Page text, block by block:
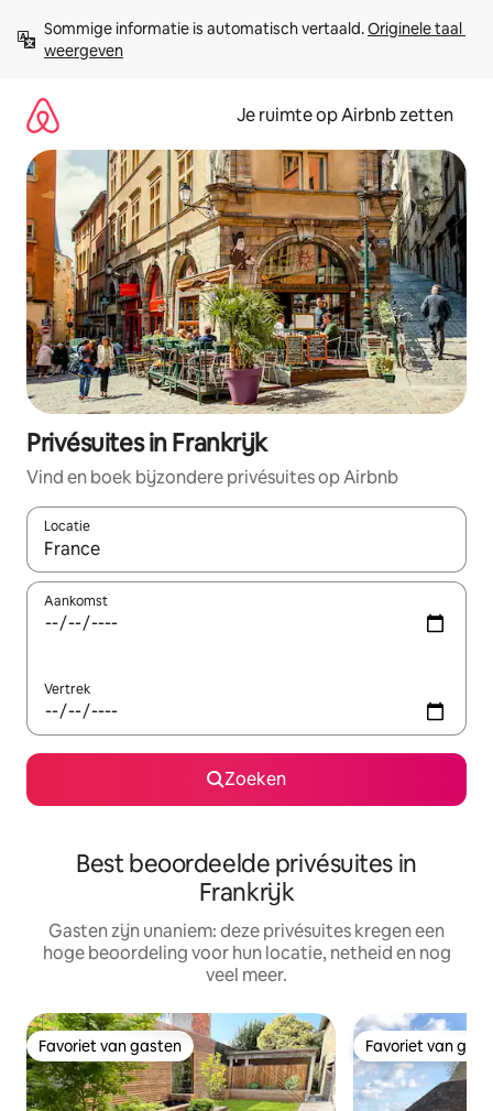
direct
naar
Sommige informatie is automatisch vertaald. Originele taal
weergeven
Je ruimte op Airbnb zetten
Privésuites in Frankrijk
Vind en boek bijzondere privésuites op Airbnb
Locatie
Wanneer er suggesties beschikbaar zijn, maak je een keuze
Aankomst
Vertrek
Zoeken
Best beoordeelde privésuites in
Frankrijk
Gasten zijn unaniem: deze privésuites kregen een
hoge beoordeling voor hun locatie, netheid en nog
veel meer.
Favoriet van gasten
Favoriet van gasten Favoriet van
Favoriet van